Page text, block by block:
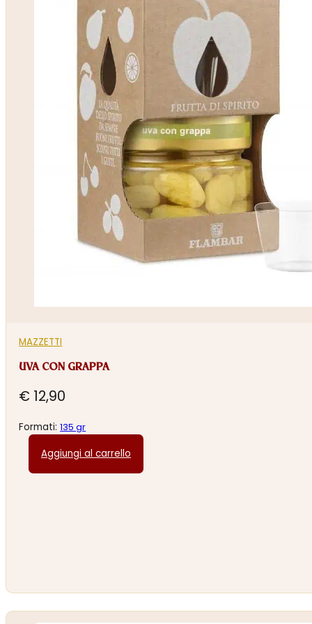
MAZZETTI
UVA CON GRAPPA
€ 12,90
Formati:135 gr
Aggiungi al carrello